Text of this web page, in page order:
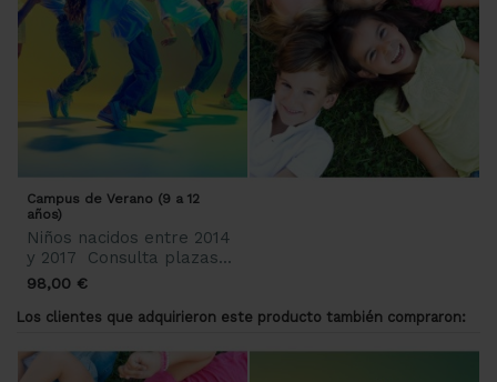
Campus de Verano (9 a 12
años)
Niños nacidos entre 2014
y 2017 Consulta plazas...
98,00 €
Los clientes que adquirieron este producto también compraron: